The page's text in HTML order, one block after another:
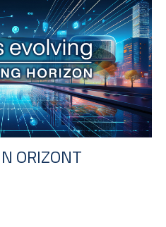
ORIZONT